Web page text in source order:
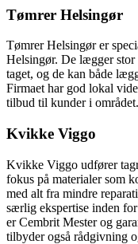
Tømrer Helsingør
Tømrer Helsingør er
Helsingør. De lægger
taget, og de kan både
Firmaet har god lokal
tilbud til kunder i området.
Kvikke Viggo
Kvikke Viggo udfører
fokus på materialer som
med alt fra mindre
særlig ekspertise inden
er Cembrit Mester og
tilbyder også rådgivning